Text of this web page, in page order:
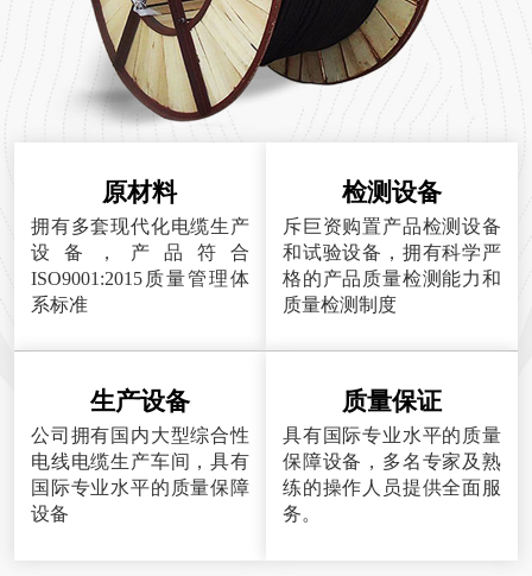
原材料
拥有多套现代化电缆生产
设备，产品符合
ISO9001:2015质量管理体
系标准
检测设备
斥巨资购置产品检测设备
和试验设备，拥有科学严
格的产品质量检测能力和
质量检测制度
生产设备
公司拥有国内大型综合性
电线电缆生产车间，具有
国际专业水平的质量保障
设备
质量保证
具有国际专业水平的质量
保障设备，多名专家及熟
练的操作人员提供全面服
务。